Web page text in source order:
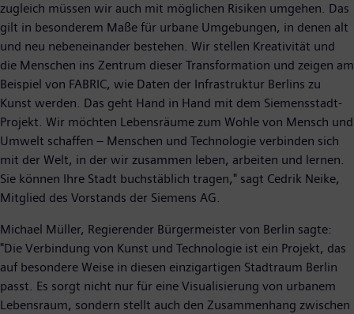
zugleich müssen wir auch mit möglichen Risiken umgehen. Das
gilt in besonderem Maße für urbane Umgebungen, in denen alt
und neu nebeneinander bestehen. Wir stellen Kreativität und
die Menschen ins Zentrum dieser Transformation und zeigen am
Beispiel von FABRIC, wie Daten der Infrastruktur Berlins zu
Kunst werden. Das geht Hand in Hand mit dem Siemensstadt-
Projekt. Wir möchten Lebensräume zum Wohle von Mensch und
Umwelt schaffen – Menschen und Technologie verbinden sich
mit der Welt, in der wir zusammen leben, arbeiten und lernen.
Sie können Ihre Stadt buchstäblich tragen," sagt Cedrik Neike,
Mitglied des Vorstands der Siemens AG.
Michael Müller, Regierender Bürgermeister von Berlin sagte:
"Die Verbindung von Kunst und Technologie ist ein Projekt, das
auf besondere Weise in diesen einzigartigen Stadtraum Berlin
passt. Es sorgt nicht nur für eine Visualisierung von urbanem
Lebensraum, sondern stellt auch den Zusammenhang zwischen